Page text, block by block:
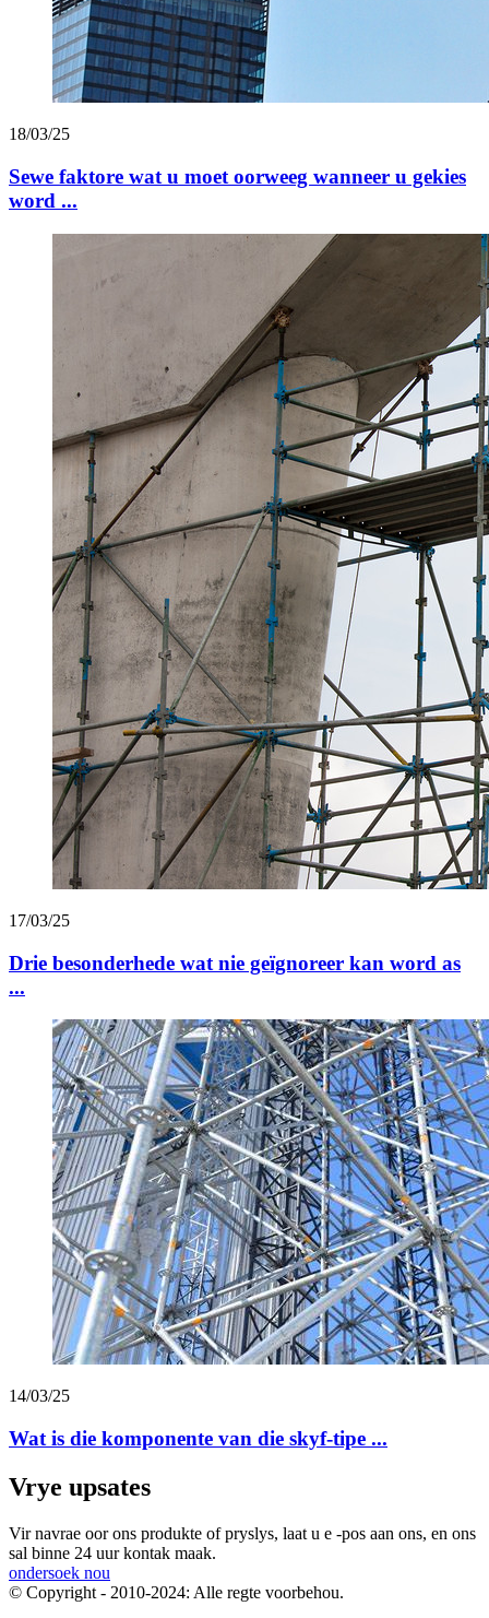
18/03/25
Sewe faktore wat u moet oorweeg wanneer u gekies
word ...
17/03/25
Drie besonderhede wat nie geïgnoreer kan word as
...
14/03/25
Wat is die komponente van die skyf-tipe ...
Vrye upsates
Vir navrae oor ons produkte of pryslys, laat u e -pos aan ons, en ons
sal binne 24 uur kontak maak.
ondersoek nou
© Copyright - 2010-2024: Alle regte voorbehou.